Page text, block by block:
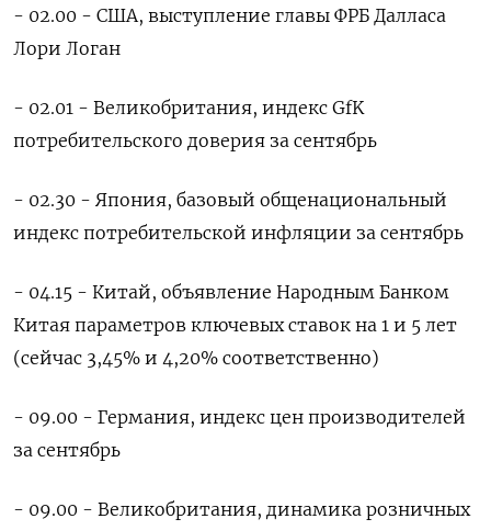
- 02.00 - США, выступление главы ФРБ Далласа
Лори Логан
- 02.01 - Великобритания, индекс GfK
потребительского доверия за сентябрь
- 02.30 - Япония, базовый общенациональный
индекс потребительской инфляции за сентябрь
- 04.15 - Китай, объявление Народным Банком
Китая параметров ключевых ставок на 1 и 5 лет
(сейчас 3,45% и 4,20% соответственно)
- 09.00 - Германия, индекс цен производителей
за сентябрь
- 09.00 - Великобритания, динамика розничных